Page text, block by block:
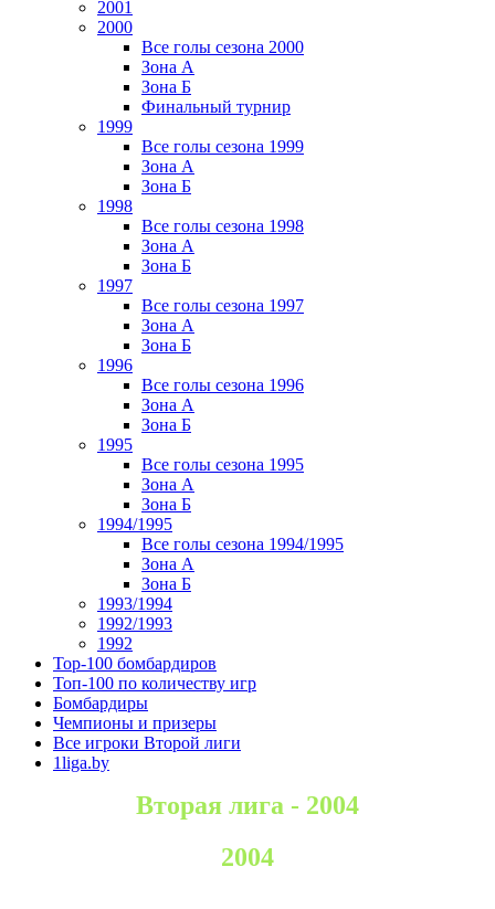
2001
2000
Все голы сезона 2000
Зона А
Зона Б
Финальный турнир
1999
Все голы сезона 1999
Зона А
Зона Б
1998
Все голы сезона 1998
Зона А
Зона Б
1997
Все голы сезона 1997
Зона А
Зона Б
1996
Все голы сезона 1996
Зона А
Зона Б
1995
Все голы сезона 1995
Зона А
Зона Б
1994/1995
Все голы сезона 1994/1995
Зона А
Зона Б
1993/1994
1992/1993
1992
Top-100 бомбардиров
Топ-100 по количеству игр
Бомбардиры
Чемпионы и призеры
Все игроки Второй лиги
1liga.by
Вторая лига - 2004
2004